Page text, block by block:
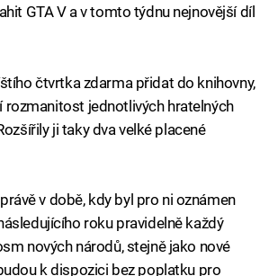
GTA V a v tomto týdnu nejnovější díl
čtvrtka zdarma přidat do knihovny,
rozmanitost jednotlivých hratelných
ji taky dva velké placené
v době, kdy byl pro ni oznámen
roku pravidelně každý
nových národů, stejně jako nové
k dispozici bez poplatku pro